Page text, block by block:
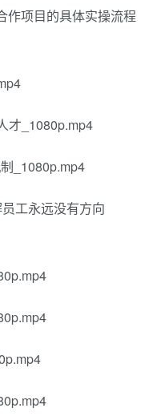
作项目的具体实操流程
才_1080p.mp4
_1080p.mp4
工永远没有方向